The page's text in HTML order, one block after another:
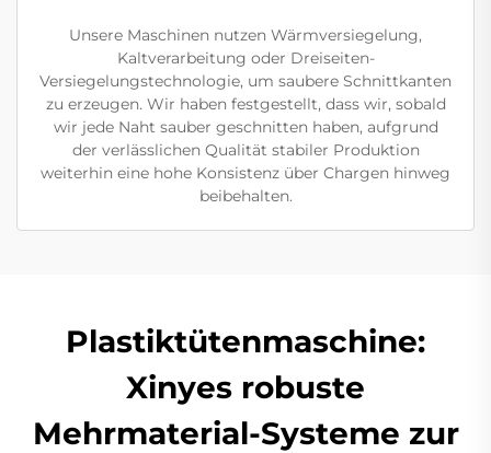
Unsere Maschinen nutzen Wärmversiegelung,
Kaltverarbeitung oder Dreiseiten-
Versiegelungstechnologie, um saubere Schnittkanten
zu erzeugen. Wir haben festgestellt, dass wir, sobald
wir jede Naht sauber geschnitten haben, aufgrund
der verlässlichen Qualität stabiler Produktion
weiterhin eine hohe Konsistenz über Chargen hinweg
beibehalten.
Plastiktütenmaschine:
Xinyes robuste
Mehrmaterial-Systeme zur